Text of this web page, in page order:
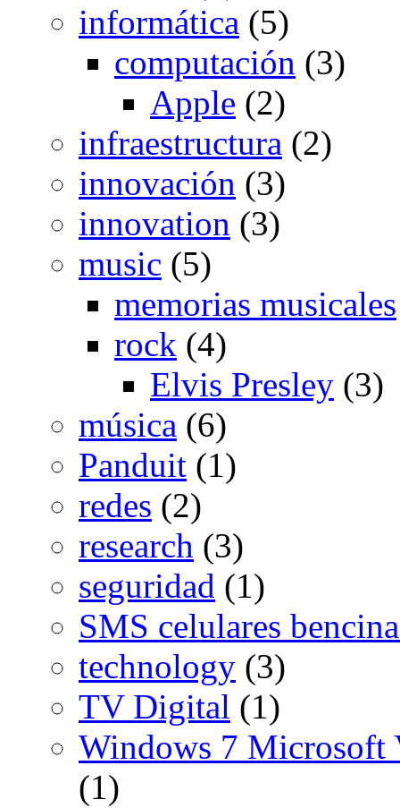
informática (5)
computación (3)
Apple (2)
infraestructura (2)
innovación (3)
innovation (3)
music (5)
memorias musicales
rock (4)
Elvis Presley (3)
música (6)
Panduit (1)
redes (2)
research (3)
seguridad (1)
SMS celulares
technology (3)
TV Digital (1)
Windows 7 Microsoft
(1)